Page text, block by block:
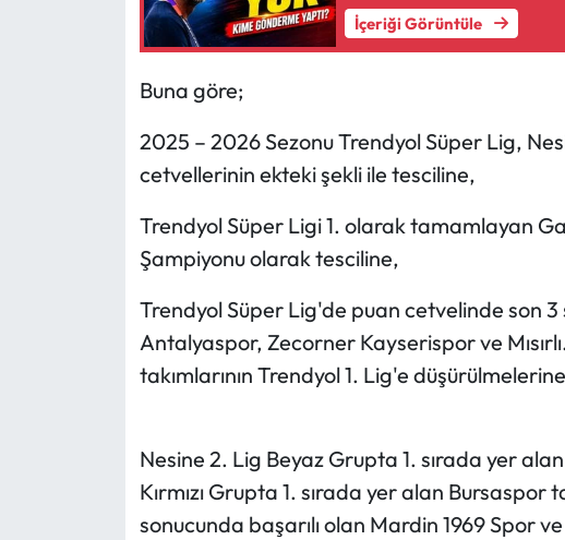
İçeriği Görüntüle
Buna göre;
2025 – 2026 Sezonu Trendyol Süper Lig,
cetvellerinin ekteki şekli ile tesciline,
Trendyol Süper Ligi 1. olarak tamamlayan
Şampiyonu olarak tesciline,
Trendyol Süper Lig'de puan cetvelinde son
Antalyaspor, Zecorner Kayserispor ve
takımlarının Trendyol 1. Lig'e
Nesine 2. Lig Beyaz Grupta 1. sırada yer
Kırmızı Grupta 1. sırada yer alan
sonucunda başarılı olan Mardin 1969 Spor